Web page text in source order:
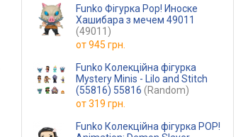
Funko Фігурка Pop! Иноске
Хашибара з мечем 49011
(49011)
от945 грн.
Funko Колекційна фігурка
Mystery Minis - Lilo and Stitch
(55816) 55816 (Random)
от319 грн.
Funko Колекційна фігурка POP!